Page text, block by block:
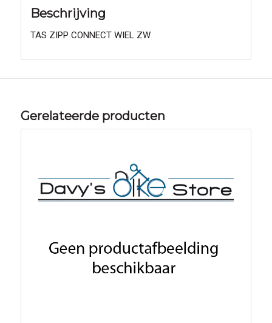
Beschrijving
TAS ZIPP CONNECT WIEL ZW
Gerelateerde producten